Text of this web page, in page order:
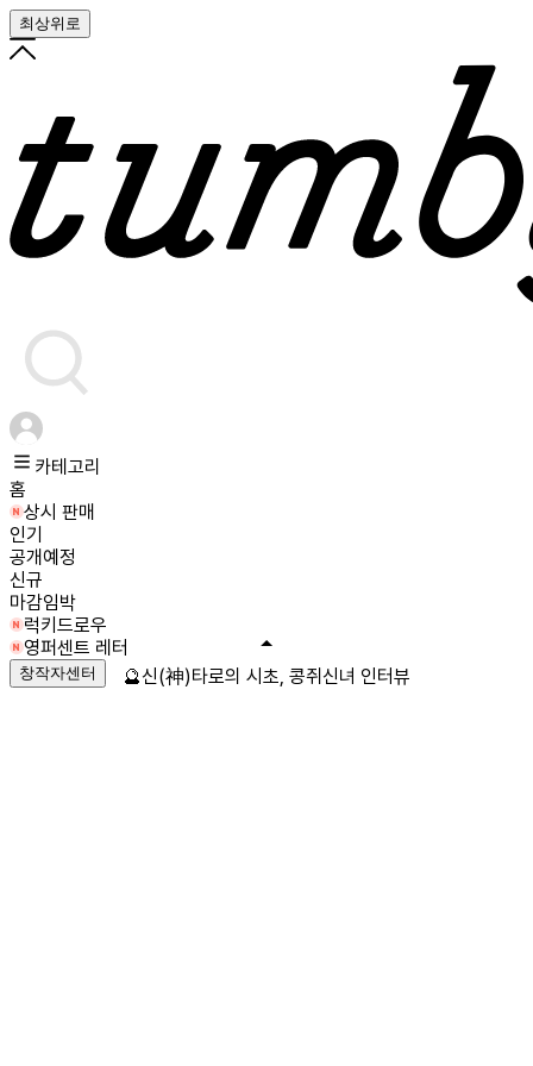
최상위로
카테고리
홈
상시 판매
인기
공개예정
신규
마감임박
럭키드로우
영퍼센트 레터
창작자센터 🔮신(神)타로의 시초, 콩쥐신녀 인터뷰